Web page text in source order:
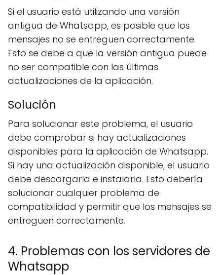
Si el usuario está utilizando una versión
antigua de Whatsapp, es posible que los
mensajes no se entreguen correctamente.
Esto se debe a que la versión antigua puede
no ser compatible con las últimas
actualizaciones de la aplicación.
Solución
Para solucionar este problema, el usuario
debe comprobar si hay actualizaciones
disponibles para la aplicación de Whatsapp.
Si hay una actualización disponible, el usuario
debe descargarla e instalarla. Esto debería
solucionar cualquier problema de
compatibilidad y permitir que los mensajes se
entreguen correctamente.
4. Problemas con los servidores de
Whatsapp